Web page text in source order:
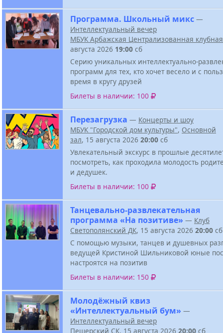
Программа. Школьный микс —
Интеллектуальный вечер
МБУК Арбажская Централизованная
августа 2026 19:00 сб
Серию уникальных интеллектуально-
программ для тех, кто хочет весело и с
время в кругу друзей
Билеты в наличии: 100
Перезагрузка — Концерты и шоу
МБУК "Городской дом культуры", Основной
зал, 15 августа 2026 20:00 сб
Увлекательный экскурс в прошлые
посмотреть, как проходила молодость
и дедушек.
Билеты в наличии: 100
Танцевально-развлекательная
программа «На позитиве» — Клуб
Светополянский ДК, 15 августа 2026 20:00 сб
С помощью музыки, танцев и душевных
ведущей Кристиной Шильниковой юные
настроятся на позитив
Билеты в наличии: 150
Молодёжный квиз
«Интеллектуальный бум» —
Интеллектуальный вечер
Пещерский СК, 15 августа 2026 20:00 сб